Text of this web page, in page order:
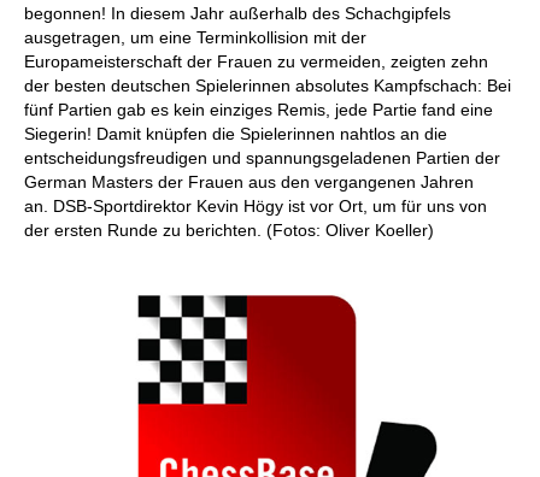
begonnen! In diesem Jahr außerhalb des Schachgipfels
ausgetragen, um eine Terminkollision mit der
Europameisterschaft der Frauen zu vermeiden, zeigten zehn
der besten deutschen Spielerinnen absolutes Kampfschach: Bei
fünf Partien gab es kein einziges Remis, jede Partie fand eine
Siegerin! Damit knüpfen die Spielerinnen nahtlos an die
entscheidungsfreudigen und spannungsgeladenen Partien der
German Masters der Frauen aus den vergangenen Jahren
an. DSB-Sportdirektor Kevin Högy ist vor Ort, um für uns von
der ersten Runde zu berichten. (Fotos: Oliver Koeller)